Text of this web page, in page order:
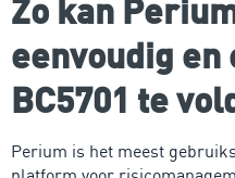
Zo kan
eenvoudig
BC5701 te
Perium is het meest